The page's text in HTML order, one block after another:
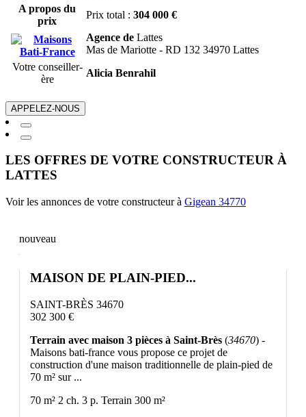
A propos du
prix
Prix total : 304 000 €
Agence de Lattes
Mas de Mariotte - RD 132 34970 Lattes
Votre conseiller-
ère
Alicia Benrahil
APPELEZ-NOUS
LES OFFRES DE VOTRE CONSTRUCTEUR À
LATTES
Voir les annonces de votre constructeur à Gigean 34770
nouveau
MAISON DE PLAIN-PIED...
SAINT-BRÈS 34670
302 300 €
Terrain avec maison 3 pièces à Saint-Brès (34670) -
Maisons bati-france vous propose ce projet de
construction d'une maison traditionnelle de plain-pied de
70 m² sur ...
70 m² 2 ch. 3 p. Terrain 300 m²